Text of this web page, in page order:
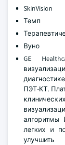
SkinVision
Темп
Вуно
GE
ПЭТ-КТ.
алгоритмы
легких и